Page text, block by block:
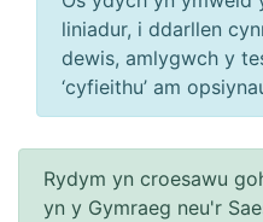
liniadur, i ddarllen
dewis, amlygwch y
‘cyfieithu’ am
Rydym yn croesawu
yn y Gymraeg neu'r